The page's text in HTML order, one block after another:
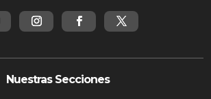
Nuestras Secciones